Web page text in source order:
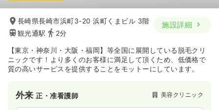
長崎県長崎市浜町3-20 浜町くまビル 3階
観光通駅
2分
施設詳細
【東京・神奈川・大阪・福岡】等全国に展開している脱毛クリ
ニックです！より多くのお客様に満足して頂くため、低価格で
質の高いサービスを提供することをモットーにしています。
外来正・准看護師 美容クリニック